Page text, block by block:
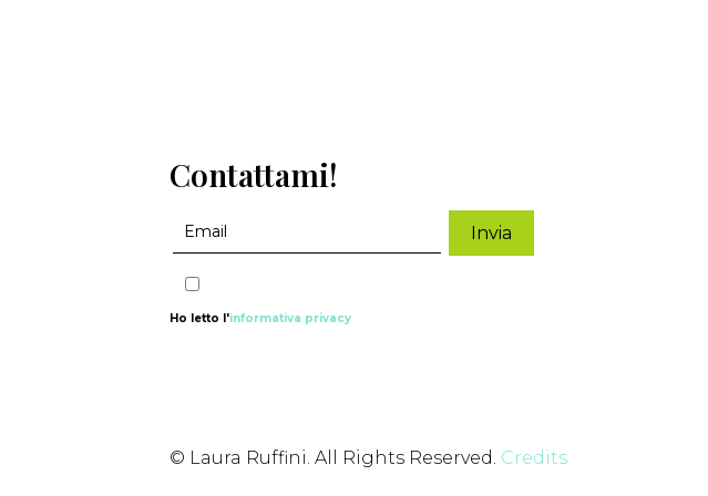
Contattami!
Ho letto l'informativa privacy
© Laura Ruffini. All Rights Reserved. Credits